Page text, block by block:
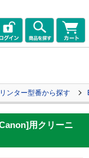
ンター型番から探す
用クリーニ